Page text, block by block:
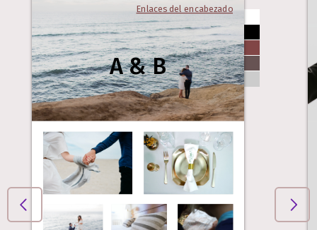
Enlaces del encabezado
A & B